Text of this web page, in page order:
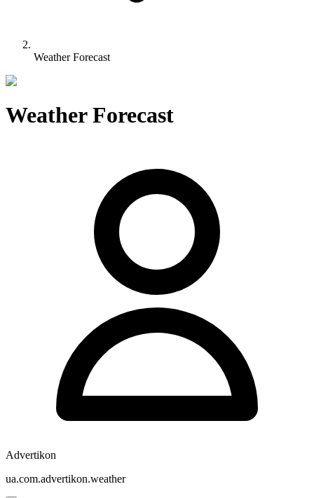
Weather Forecast
Weather Forecast
Advertikon
ua.com.advertikon.weather